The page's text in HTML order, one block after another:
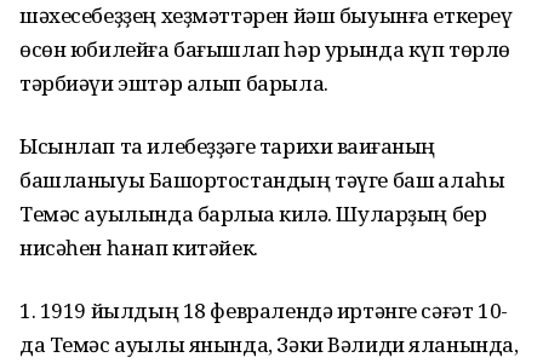
шәхесебеҙҙең хеҙмәттәрен йәш быуынға еткереү
өсөн юбилейға бағышлап һәр урында күп төрлө
тәрбиәүи эштәр алып барыла.
Ысынлап та илебеҙҙәге тарихи ваҡиғаның
башланыуы Башҡортостандың тәүге баш ҡалаһы
Темәс ауылында барлыҡҡа килә. Шуларҙың бер
нисәһен һанап китәйек.
1. 1919 йылдың 18 февралендә иртәнге сәғәт 10-
да Темәс ауылы янында, Зәки Вәлиди яланында,